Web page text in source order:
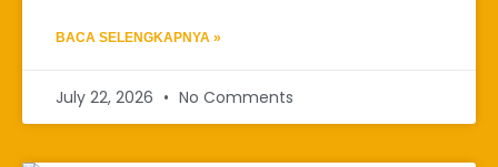
BACA SELENGKAPNYA »
July 22, 2026 No Comments